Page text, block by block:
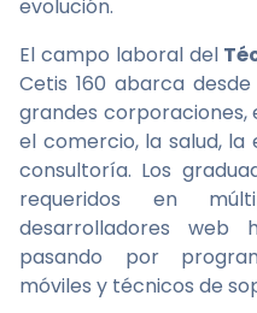
evolución.
El campo laboral del
Cetis 160 abarca
grandes
el comercio, la salud, la
consultoría. Los
requeridos en
desarrolladores web
pasando por
móviles y técnicos de